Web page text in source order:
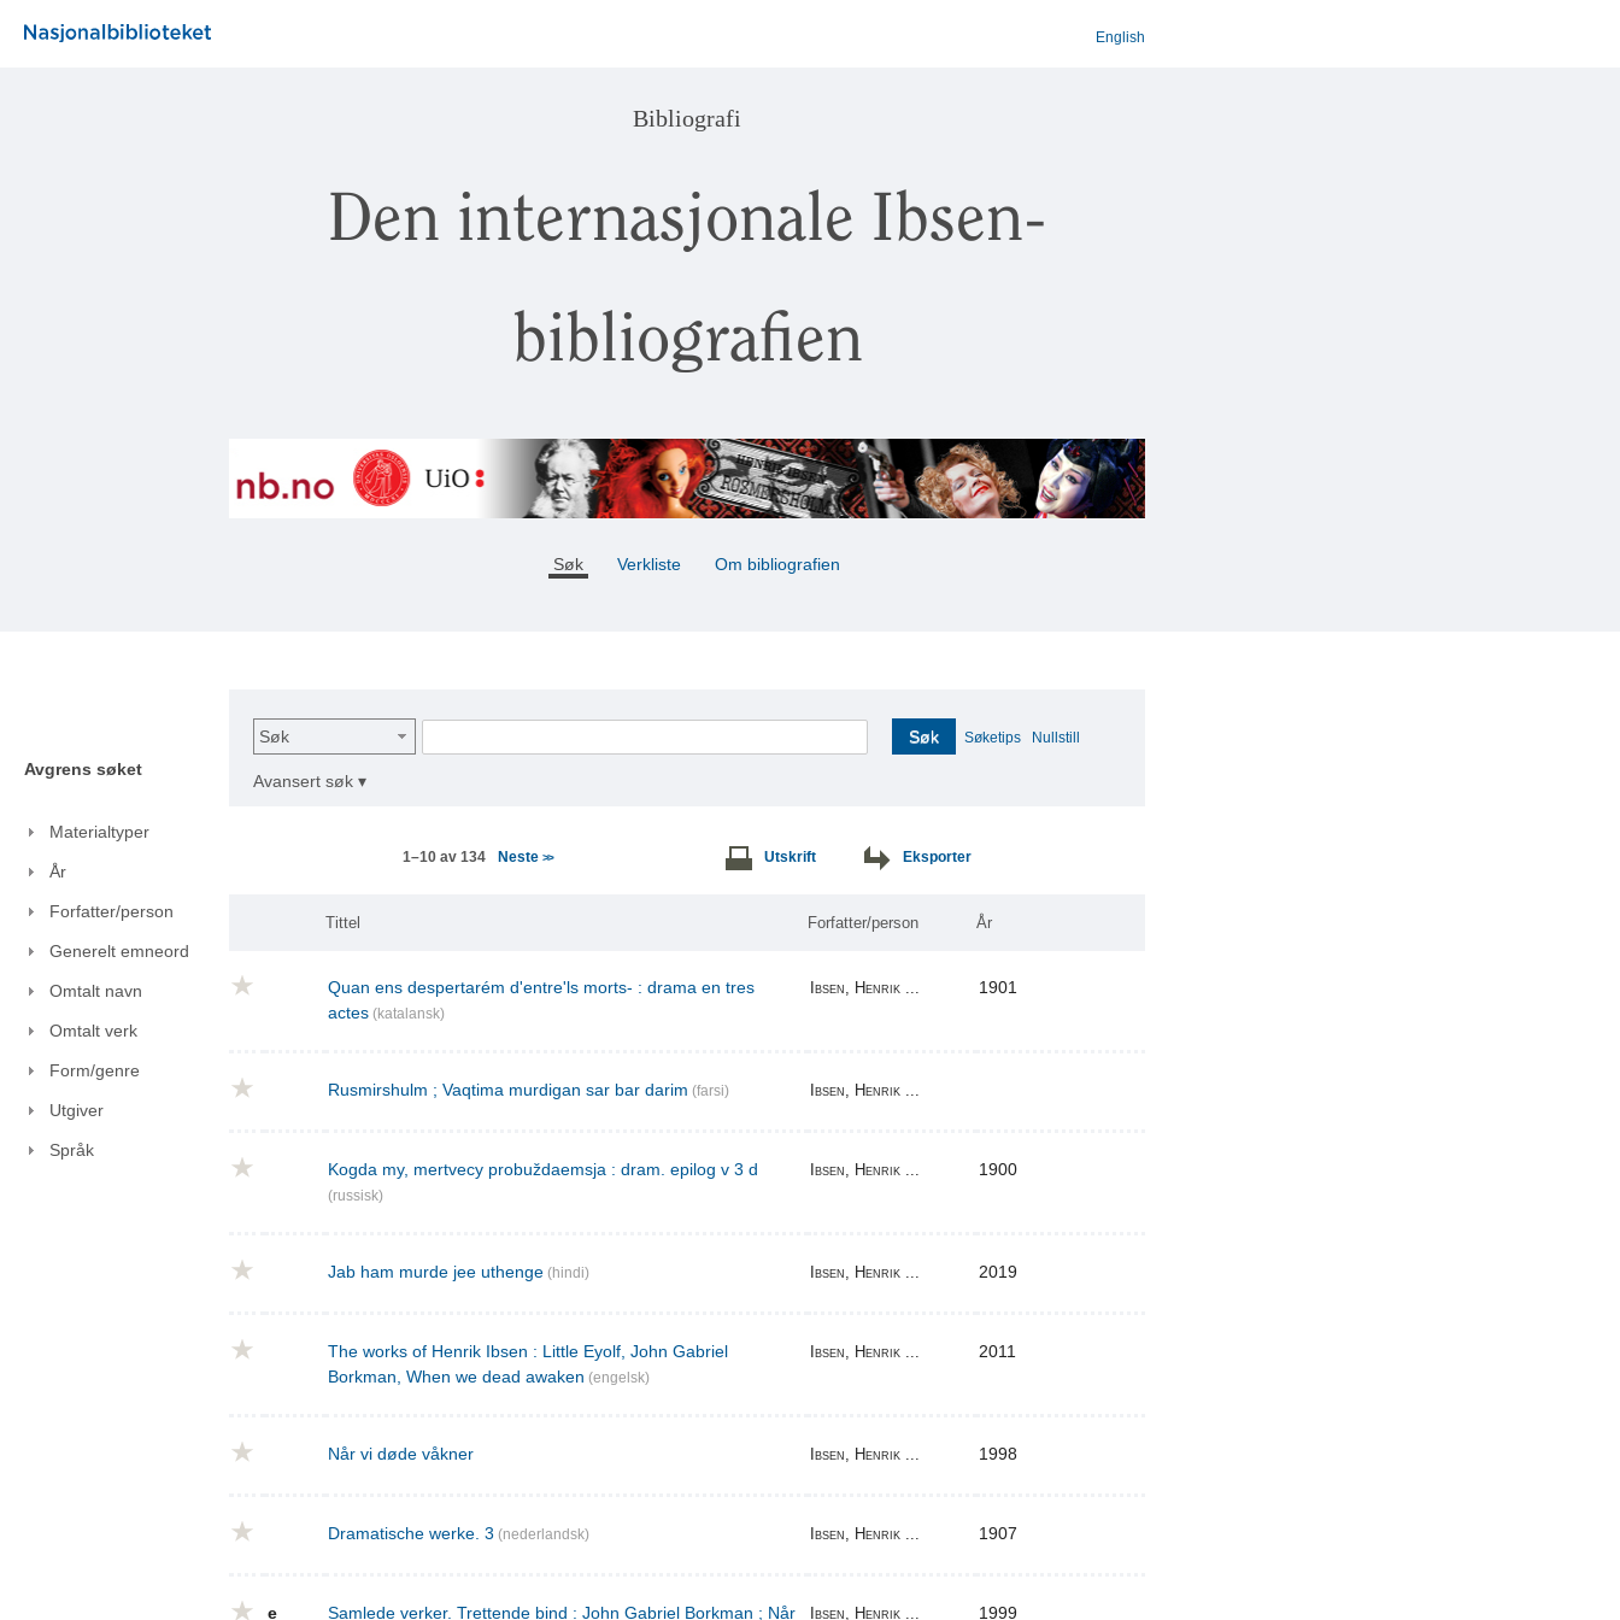
English
Bibliografi
Den internasjonale Ibsen-
bibliografien
Søk Verkliste Om bibliografien
Avgrens søket
Materialtyper
År
Forfatter/person
Generelt emneord
Omtalt navn
Omtalt verk
Form/genre
Utgiver
Språk
Søk Søk Søketips Nullstill
Avansert søk ▾
1–10 av 134 Neste >> Utskrift Eksporter
Tittel Forfatter/person År
Quan ens despertarém d'entre'ls morts- : drama en tres
actes (katalansk)
Ibsen, Henrik ... 1901
Rusmirshulm ; Vaqtima murdigan sar bar darim (farsi) Ibsen, Henrik ...
Kogda my, mertvecy probuždaemsja : dram. epilog v 3 d
(russisk)
Ibsen, Henrik ... 1900
Jab ham murde jee uthenge (hindi) Ibsen, Henrik ... 2019
The works of Henrik Ibsen : Little Eyolf, John Gabriel
Borkman, When we dead awaken (engelsk)
Ibsen, Henrik ... 2011
Når vi døde våkner Ibsen, Henrik ... 1998
Dramatische werke. 3 (nederlandsk) Ibsen, Henrik ... 1907
e Samlede verker. Trettende bind : John Gabriel Borkman ; Når Ibsen, Henrik ... 1999